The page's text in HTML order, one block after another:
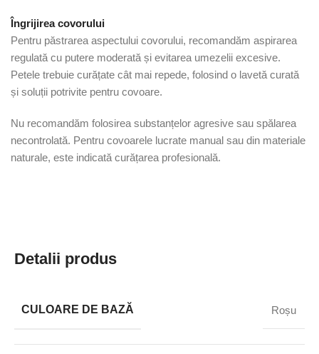
Îngrijirea covorului
Pentru păstrarea aspectului covorului, recomandăm aspirarea
regulată cu putere moderată și evitarea umezelii excesive.
Petele trebuie curățate cât mai repede, folosind o lavetă curată
și soluții potrivite pentru covoare.
Nu recomandăm folosirea substanțelor agresive sau spălarea
necontrolată. Pentru covoarele lucrate manual sau din materiale
naturale, este indicată curățarea profesională.
Detalii produs
CULOARE DE BAZĂ Roșu